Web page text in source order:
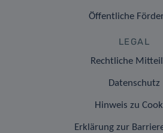
Öffentliche
LEGAL
Rechtliche
Datenschutz
Hinweis zu
Erklärung zur